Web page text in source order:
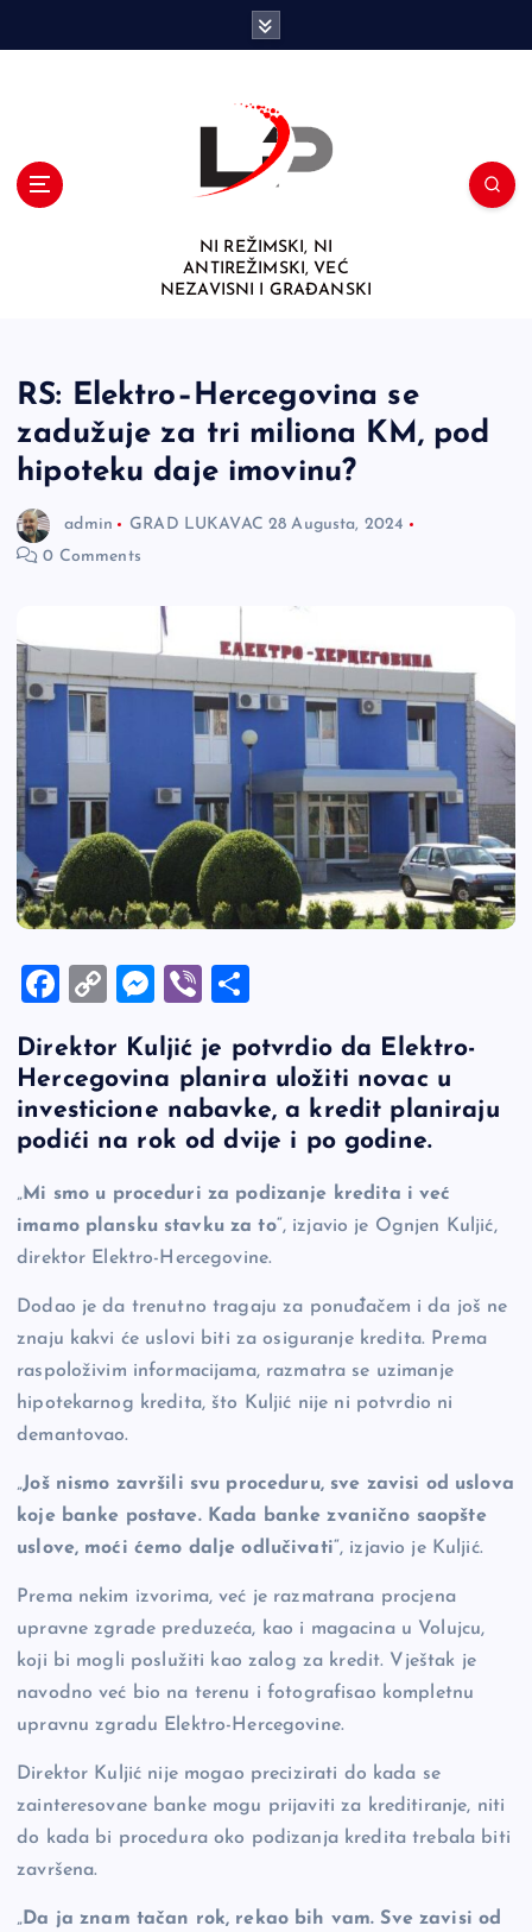
NI REŽIMSKI, NI
ANTIREŽIMSKI, VEĆ
NEZAVISNI I GRAĐANSKI
RS: Elektro–Hercegovina se
zadužuje za tri miliona KM, pod
hipoteku daje imovinu?
admin GRAD LUKAVAC 28 Augusta, 2024
0 Comments
F
c
e
b
o
k
C
p
y
Li
k
M
se
n
g
er
Vi
er ar
e
Direktor Kuljić je potvrdio da Elektro-
Hercegovina planira uložiti novac u
investicione nabavke, a kredit planiraju
podići na rok od dvije i po godine.
„Mi smo u proceduri za podizanje kredita i već
imamo plansku stavku za to“, izjavio je Ognjen Kuljić,
direktor Elektro-Hercegovine.
Dodao je da trenutno tragaju za ponuđačem i da još ne
znaju kakvi će uslovi biti za osiguranje kredita. Prema
raspoloživim informacijama, razmatra se uzimanje
hipotekarnog kredita, što Kuljić nije ni potvrdio ni
demantovao.
„Još nismo završili svu proceduru, sve zavisi od uslova
koje banke postave. Kada banke zvanično saopšte
uslove, moći ćemo dalje odlučivati“, izjavio je Kuljić.
Prema nekim izvorima, već je razmatrana procjena
upravne zgrade preduzeća, kao i magacina u Volujcu,
koji bi mogli poslužiti kao zalog za kredit. Vještak je
navodno već bio na terenu i fotografisao kompletnu
upravnu zgradu Elektro-Hercegovine.
Direktor Kuljić nije mogao precizirati do kada se
zainteresovane banke mogu prijaviti za kreditiranje, niti
do kada bi procedura oko podizanja kredita trebala biti
završena.
„ Da ja znam tačan rok, rekao bih vam. Sve zavisi od